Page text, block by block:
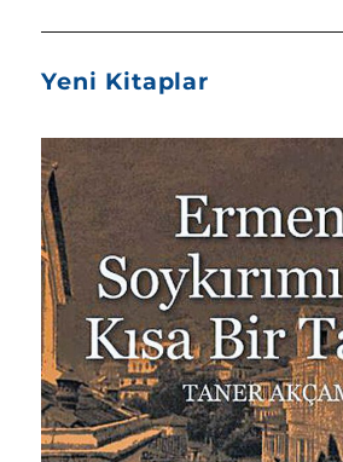
Yeni Kitaplar